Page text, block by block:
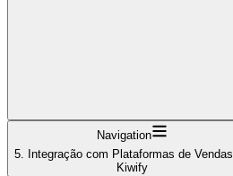
Navigation
5. Integração com Plataformas de Vendas
Kiwify